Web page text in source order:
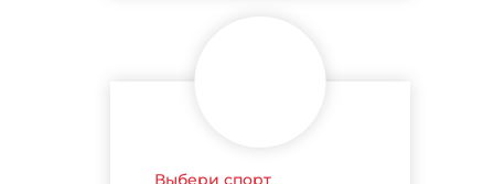
Выбери спорт